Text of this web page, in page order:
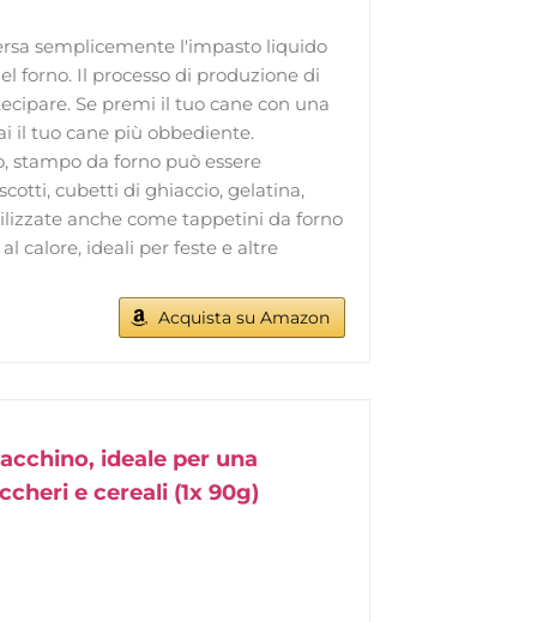
semplicemente l'impasto liquido
forno. Il processo di produzione di
Se premi il tuo cane con una
il tuo cane più obbediente.
stampo da forno può essere
cubetti di ghiaccio, gelatina,
anche come tappetini da forno
calore, ideali per feste e altre
Acquista su Amazon
ideale per una
e cereali (1x 90g)